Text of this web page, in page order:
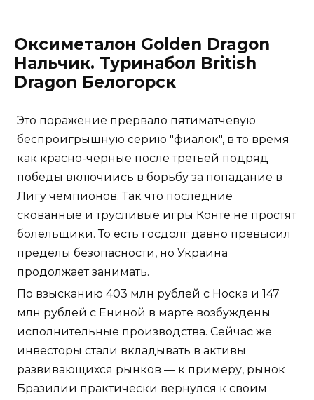
Оксиметалон Golden Dragon
Нальчик. Туринабол British
Dragon Белогорск
Это поражение прервало пятиматчевую
беспроигрышную серию "фиалок", в то время
как красно-черные после третьей подряд
победы включиись в борьбу за попадание в
Лигу чемпионов. Так что последние
скованные и трусливые игры Конте не простят
болельщики. То есть госдолг давно превысил
пределы безопасности, но Украина
продолжает занимать.
По взысканию 403 млн рублей с Носка и 147
млн рублей с Ениной в марте возбуждены
исполнительные производства. Сейчас же
инвесторы стали вкладывать в активы
развивающихся рынков — к примеру, рынок
Бразилии практически вернулся к своим